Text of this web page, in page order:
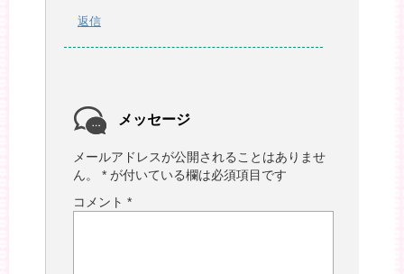
返信
メッセージ
メールアドレスが公開されることはありませ
ん。
* が付いている欄は必須項目です
コメント *